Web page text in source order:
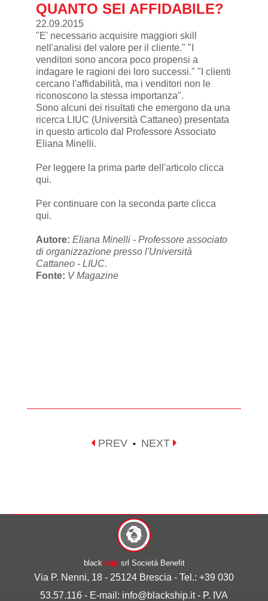
QUANTO SEI AFFIDABILE?
22.09.2015
"E' necessario acquisire maggiori skill
nell'analisi del valore per il cliente." "I
venditori sono ancora poco propensi a
indagare le ragioni dei loro successi." "I clienti
cercano l'affidabilità, ma i venditori non le
riconoscono la stessa importanza".
Sono alcuni dei risultati che emergono da una
ricerca LIUC (Università Cattaneo) presentata
in questo articolo dal Professore Associato
Eliana Minelli.
Per leggere la prima parte dell'articolo clicca
qui.
Per continuare con la seconda parte clicca
qui.
Autore: Eliana Minelli - Professore associato
di organizzazione presso l'Università
Cattaneo - LIUC.
Fonte: V Magazine
PREV • NEXT
blackshipsrl Società Benefit
Via P. Nenni, 18 - 25124 Brescia - Tel.: +39 030
53.57.116 - E-mail: info@blackship.it - P. IVA